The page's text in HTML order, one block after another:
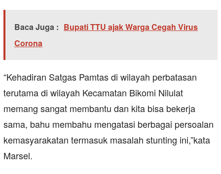
Baca Juga : Bupati TTU ajak Warga Cegah Virus
Corona
“Kehadiran Satgas Pamtas di wilayah perbatasan
terutama di wilayah Kecamatan Bikomi Nilulat
memang sangat membantu dan kita bisa bekerja
sama, bahu membahu mengatasi berbagai persoalan
kemasyarakatan termasuk masalah stunting ini,”kata
Marsel.